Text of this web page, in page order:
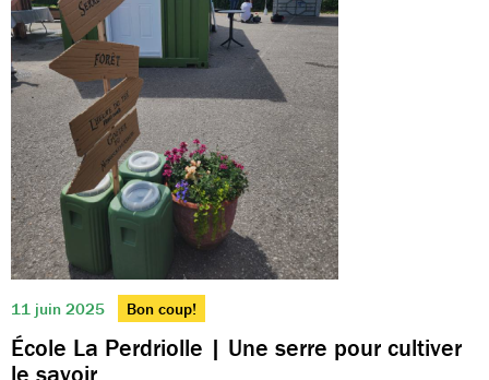
11 juin 2025 Bon coup!
École La Perdriolle | Une serre pour cultiver
le savoir